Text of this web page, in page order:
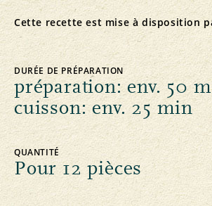
Cette recette est mise à disposition
DURÉE DE PRÉPARATION
préparation: env. 50
cuisson: env. 25 min
QUANTITÉ
Pour 12 pièces